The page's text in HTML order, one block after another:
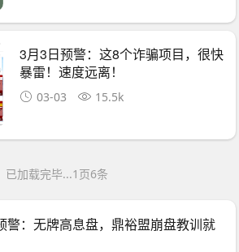
3月3日预警：这8个诈骗项目，很快
暴雷！速度远离！
03-03 15.5k
已加载完毕...1页6条
警：无牌高息盘，鼎裕盟崩盘教训就